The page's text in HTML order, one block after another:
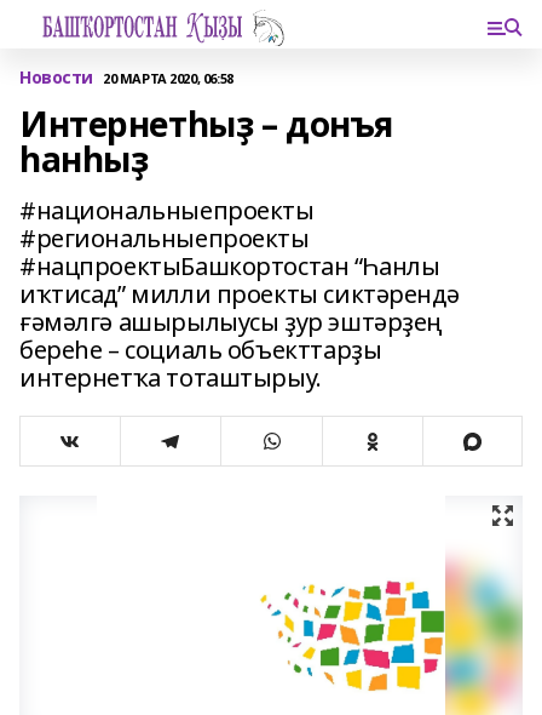
Новости 20 МАРТА 2020, 06:58
Интернетһыҙ – донъя
һанһыҙ
#национальныепроекты
#региональныепроекты
#нацпроектыБашкортостан “Һанлы
иҡтисад” милли проекты сиктәрендә
ғәмәлгә ашырылыусы ҙур эштәрҙең
береһе – социаль объекттарҙы
интернетҡа тоташтырыу.